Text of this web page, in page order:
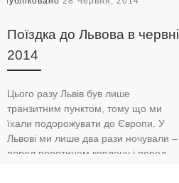
Поїздка до Львова в червні
2014
Цього разу Львів був лише
транзитним пунктом, тому що ми
їхали подорожувати до Європи. У
Львові ми лише два рази ночували –
перед перетином кордону і перед